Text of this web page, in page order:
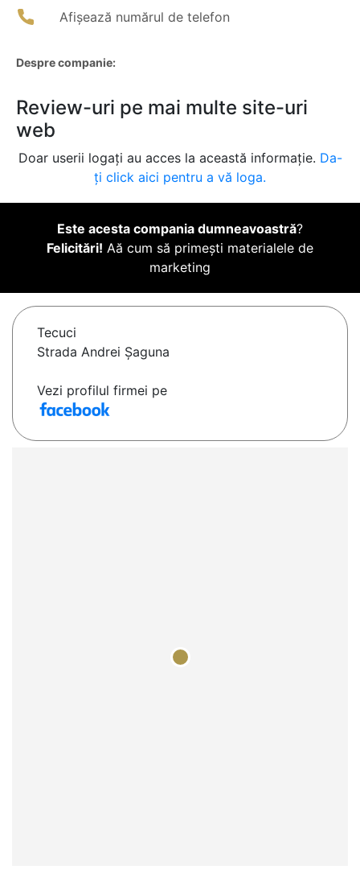
Afișează numărul de telefon
Despre companie:
Review-uri pe mai multe site-uri
web
Doar userii logați au acces la această informație. Da-
ți click aici pentru a vă loga.
Este acesta compania dumneavoastră?
Felicitări! Aă cum să primești materialele de
marketing
Tecuci
Strada Andrei Șaguna
Vezi profilul firmei pe